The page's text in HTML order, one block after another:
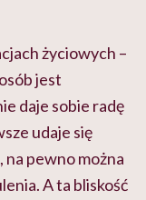
życiowych –
jest
daje sobie radę
udaje się
na pewno można
A ta bliskość